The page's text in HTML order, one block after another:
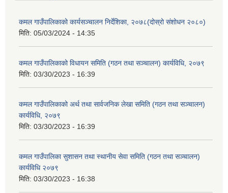
कमल गाउँपालिकाको कार्यसञ्चालन निर्देशिका, २०७८(दोस्रो संशोधन २०८०)
मिति: 05/03/2024 - 14:35
कमल गाउँपालिकाको विधायन समिति (गठन तथा सञ्चालन) कार्यविधि, २०७९
मिति: 03/30/2023 - 16:39
कमल गाउँपालिकाको अर्थ तथा सार्वजनिक लेखा समिति (गठन तथा सञ्चालन)
कार्यविधि, २०७९
मिति: 03/30/2023 - 16:39
कमल गाउँपालिका सुशासन तथा स्थानीय सेवा समिति (गठन तथा सञ्चालन)
कार्यविधि २०७९
मिति: 03/30/2023 - 16:38